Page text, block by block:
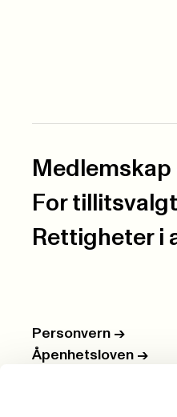
Medlemskap
For
Rettigheter i
Personvern ->
Åpenhetsloven ->